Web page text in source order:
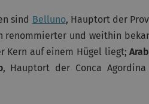
sind Belluno, Hauptort der
renommierter und weithin
Kern auf einem Hügel liegt;
, Hauptort der Conca